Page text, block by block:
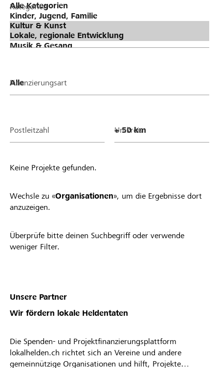
Kategorien
Finanzierungsart
Postleitzahl Umkreis
Keine Projekte gefunden.
Wechsle zu «Organisationen», um die Ergebnisse dort
anzuzeigen.
Überprüfe bitte deinen Suchbegriff oder verwende
weniger Filter.
Unsere Partner
Wir fördern lokale Heldentaten
Die Spenden- und Projektfinanzierungsplattform
lokalhelden.ch richtet sich an Vereine und andere
gemeinnützige Organisationen und hilft, Projekte